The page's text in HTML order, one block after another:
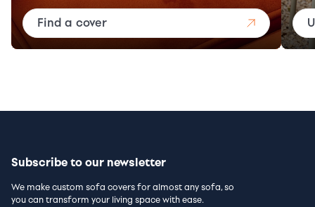
Find a cover
Subscribe to our newsletter
We make custom sofa covers for almost any sofa, so
you can transform your living space with ease.